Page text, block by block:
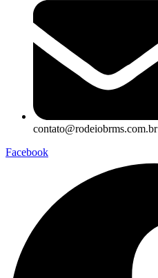
contato@rodeiobrms.com.br
Facebook